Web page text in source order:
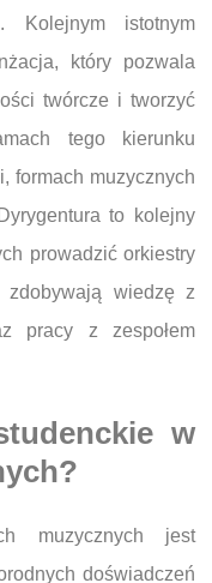
Kolejnym istotnym
który pozwala
twórcze i tworzyć
tego kierunku
formach muzycznych
to kolejny
prowadzić orkiestry
zdobywają wiedzę z
pracy z zespołem
w
muzycznych jest
doświadczeń